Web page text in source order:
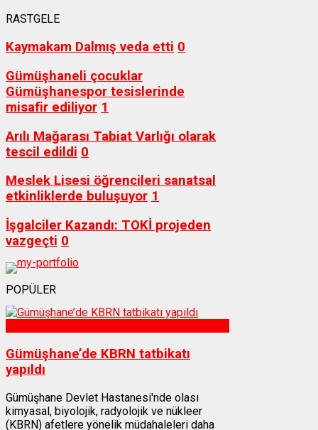
RASTGELE
Kaymakam Dalmış veda etti 0
Gümüşhaneli çocuklar
Gümüşhanespor tesislerinde
misafir ediliyor 1
Arılı Mağarası Tabiat Varlığı olarak
tescil edildi 0
Meslek Lisesi öğrencileri sanatsal
etkinliklerde buluşuyor 1
İşgalciler Kazandı: TOKİ projeden
vazgeçti 0
POPÜLER
Gümüşhane’de KBRN tatbikatı
yapıldı
Gümüşhane Devlet Hastanesi'nde olası
kimyasal, biyolojik, radyolojik ve nükleer
(KBRN) afetlere yönelik müdahaleleri daha